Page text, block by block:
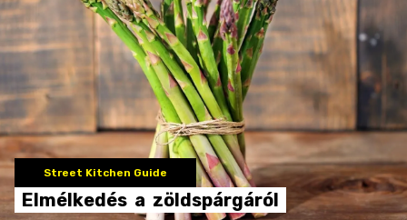
Street Kitchen Guide
Elmélkedés a zöldspárgáról